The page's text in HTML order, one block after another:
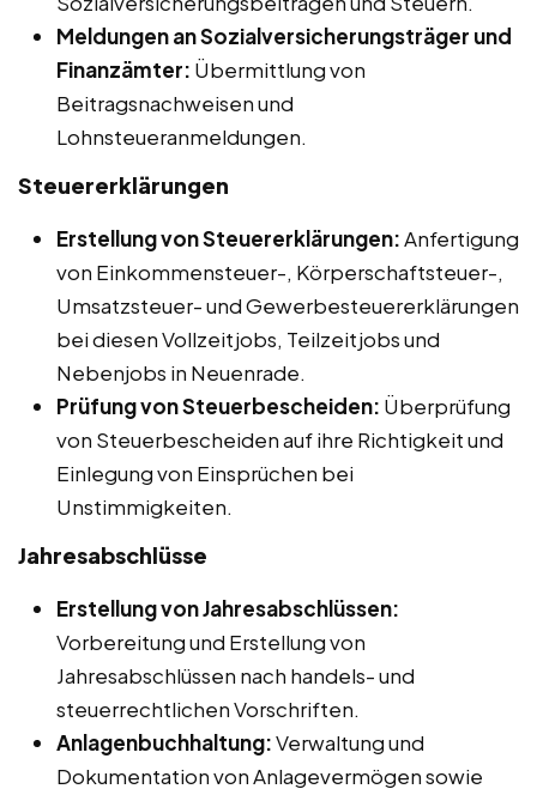
Meldungen an Sozialversicherungsträger und
Finanzämter: Übermittlung von
Beitragsnachweisen und
Lohnsteueranmeldungen.
Steuererklärungen
Erstellung von Steuererklärungen:Anfertigung
von Einkommensteuer-, Körperschaftsteuer-,
Umsatzsteuer- und Gewerbesteuererklärungen
bei diesen Vollzeitjobs, Teilzeitjobs und
Nebenjobs in Neuenrade.
Prüfung von Steuerbescheiden: Überprüfung
von Steuerbescheiden auf ihre Richtigkeit und
Einlegung von Einsprüchen bei
Unstimmigkeiten.
Jahresabschlüsse
Erstellung von Jahresabschlüssen:
Vorbereitung und Erstellung von
Jahresabschlüssen nach handels- und
steuerrechtlichen Vorschriften.
Anlagenbuchhaltung:Verwaltung und
Dokumentation von Anlagevermögen sowie